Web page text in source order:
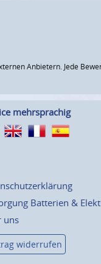
Anbietern. Jede
mehrsprachig
Batterien &
uns
widerrufen